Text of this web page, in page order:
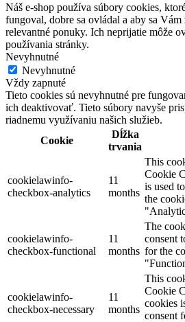
Náš e-shop používa súbory cookies,
fungoval, dobre sa ovládal a aby sa Vám
relevantné ponuky. Ich neprijatie môže
používania stránky.
Nevyhnutné
Nevyhnutné
Vždy zapnuté
Tieto cookies sú nevyhnutné pre
ich deaktivovať. Tieto súbory navyše
riadnemu využívaniu našich služieb.
Cookie
Dĺžka
trvania
cookielawinfo-
checkbox-analytics
11
months
This
Cookie
is used
the
cookielawinfo-
checkbox-functional
11
months
The
consent
for the
cookielawinfo-
checkbox-necessary
11
months
This
Cookie
cookies
consent